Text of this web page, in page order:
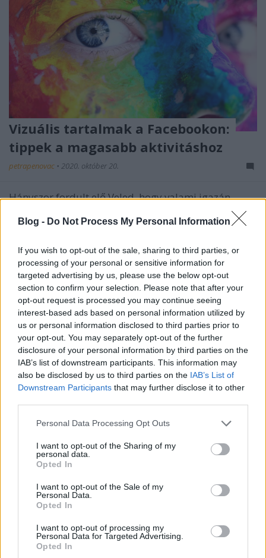
Blog - Do Not Process My Personal Information
If you wish to opt-out of the sale, sharing to third parties, or
processing of your personal or sensitive information for
targeted advertising by us, please use the below opt-out
section to confirm your selection. Please note that after your
opt-out request is processed you may continue seeing
interest-based ads based on personal information utilized by
us or personal information disclosed to third parties prior to
your opt-out. You may separately opt-out of the further
disclosure of your personal information by third parties on the
IAB’s list of downstream participants. This information may
also be disclosed by us to third parties on the IAB’s List of
Downstream Participants that may further disclose it to other
Please note that this website/app uses one or more Google
not limited to your visit or usage behaviour. You may click to
grant or deny consent to Google and its third-party tags to
use your data for below specified purposes in below Google
consent section.
Personal Data Processing Opt Outs
I want to opt-out of the Sharing of my
personal data.
Opted In
I want to opt-out of the Sale of my
Personal Data.
Opted In
I want to opt-out of processing my
Personal Data for Targeted Advertising.
Opted In
Vizuális tartalmak a Facebookon:
tippek a magasabb aktivitáshoz
petrapenovac • 2020. október 20.
Hányszor fordult elő Veled, hogy valami igazán
kiemelkedő posztra kaptad fel a fejed, amit egy cég
tett közzé, miközben a Facebookot görgetted? Ugye,
ban Mark Zuckerberg bejelentette, hogy az
algoritmus a fontos interakciókat fogja előtérbe
helyezni,…
5 dolog, amivel javíthatod a jövő évi
marketingstratégiád
petrapenovac• 2020. október 19.
Abban talán minden marketingszakember egyetért,